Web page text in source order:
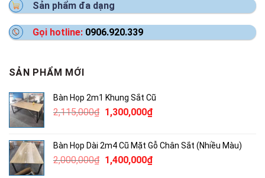
Sản phẩm đa dạng
Gọi hotline: 0906.920.339
SẢN PHẨM MỚI
Bàn Họp 2m1 Khung Sắt Cũ
2,115,000₫ Giá
2,115,000₫.
1,300,000₫Giá
là:
1,300,000₫.
Bàn Họp Dài 2m4 Cũ Mặt Gỗ Chân Sắt (Nhiều Màu)
2,000,000₫ Giá
1,400,000₫Giá